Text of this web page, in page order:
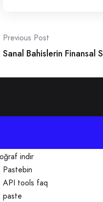
Post
navigation
Previous Post
Sanal Bahislerin Finansal
Pastebin
API tools faq
paste